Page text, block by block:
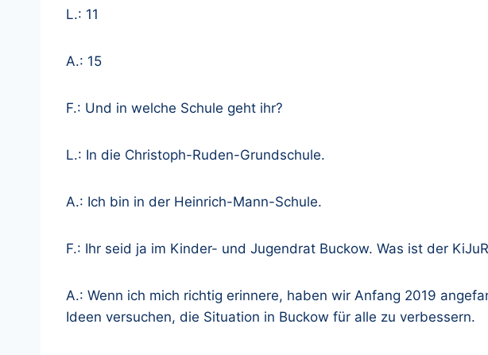
L.: 11
A.: 15
F.: Und in welche Schule geht ihr?
L.: In die Christoph-Ruden-Grundschule.
A.: Ich bin in der Heinrich-Mann-Schule.
F.: Ihr seid ja im Kinder- und Jugendrat Buckow. Was ist der
A.: Wenn ich mich richtig erinnere, haben wir Anfang 2019
Ideen versuchen, die Situation in Buckow für alle zu verbessern.